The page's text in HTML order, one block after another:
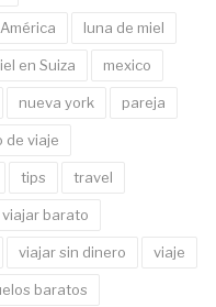
luna de miel
en Suiza mexico
nueva york pareja
de viaje
tips travel
viajar barato
viajar sin dinero viaje
baratos